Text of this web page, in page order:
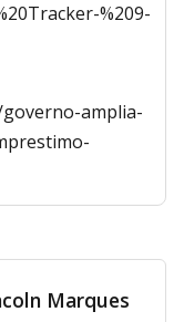
%209-
amplia-
Marques